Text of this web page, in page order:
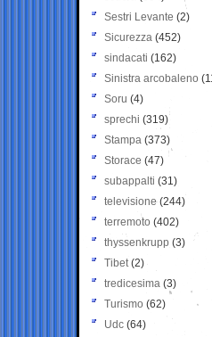
Sestri Levante (2)
Sicurezza (452)
sindacati (162)
Sinistra arcobaleno
Soru (4)
sprechi (319)
Stampa (373)
Storace (47)
subappalti (31)
televisione(244)
terremoto (402)
thyssenkrupp (3)
Tibet(2)
tredicesima (3)
Turismo (62)
Udc (64)